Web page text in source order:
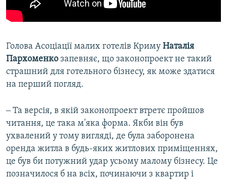
​Голова Асоціації малих готелів Криму Наталія
Пархоменко запевняє, що законопроект не такий
страшний для готельного бізнесу, як може здатися
на перший погляд.
‒ Та версія, в якій законопроект втретє пройшов
читання, це така м'яка форма. Якби він був
ухвалений у тому вигляді, де була заборонена
оренда житла в будь-яких житлових приміщеннях,
це був би потужний удар усьому малому бізнесу. Це
позначилося б на всіх, починаючи з квартир і